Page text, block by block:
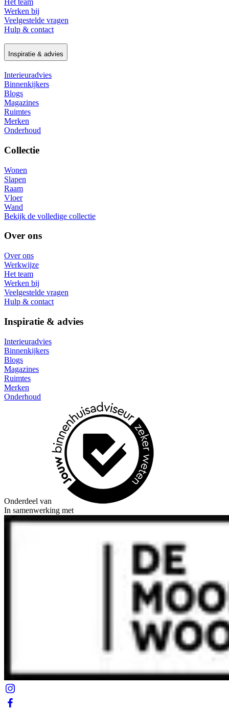
Werken bij
Veelgestelde vragen
Hulp & contact
Inspiratie & advies
Interieuradvies
Binnenkijkers
Blogs
Magazines
Ruimtes
Merken
Onderhoud
Collectie
Wonen
Slapen
Raam
Vloer
Wand
Bekijk de volledige collectie
Over ons
Over ons
Werkwijze
Het team
Werken bij
Veelgestelde vragen
Hulp & contact
Inspiratie & advies
Interieuradvies
Binnenkijkers
Blogs
Magazines
Ruimtes
Merken
Onderhoud
Onderdeel van
In samenwerking met